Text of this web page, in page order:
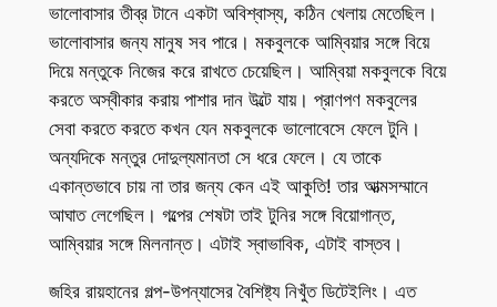
ভালোবাসার তীব্র টানে একটা অবিশ্বাস্য, কঠিন খেলায় মেতেছিল।
ভালোবাসার জন্য মানুষ সব পারে। মকবুলকে আম্বিয়ার সঙ্গে বিয়ে
দিয়ে মন্তুকে নিজের করে রাখতে চেয়েছিল। আম্বিয়া মকবুলকে বিয়ে
করতে অস্বীকার করায় পাশার দান উল্টে যায়। প্রাণপণ মকবুলের
সেবা করতে করতে কখন যেন মকবুলকে ভালোবেসে ফেলে টুনি।
অন্যদিকে মন্তুর দোদুল্যমানতা সে ধরে ফেলে। যে তাকে
একান্তভাবে চায় না তার জন্য কেন এই আকুতি! তার আত্মসম্মানে
আঘাত লেগেছিল। গল্পের শেষটা তাই টুনির সঙ্গে বিয়োগান্ত,
আম্বিয়ার সঙ্গে মিলনান্ত। এটাই স্বাভাবিক, এটাই বাস্তব।
জহির রায়হানের গল্প-উপন্যাসের বৈশিষ্ট্য নিখুঁত ডিটেইলিং। এত